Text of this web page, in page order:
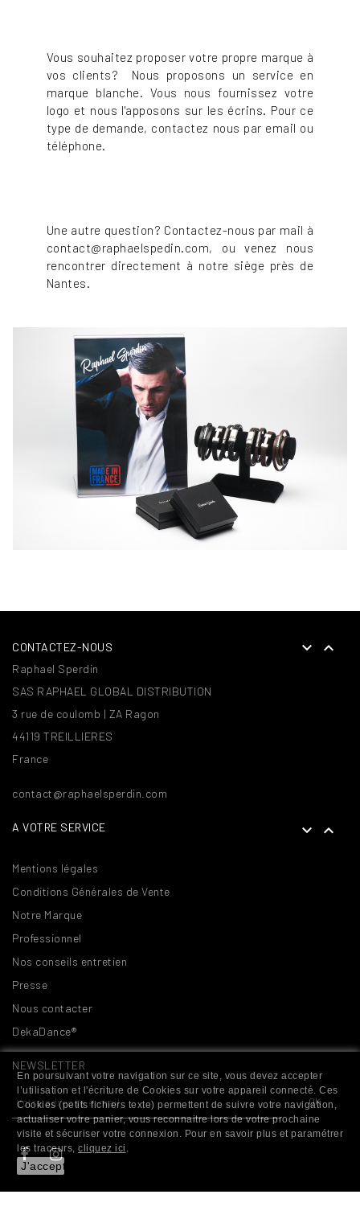
Vous souhaitez proposer votre propre marque à
vos clients? Nous proposons un service en
marque blanche. Vous nous fournissez votre
logo et nous l'apposons sur les écrins. Pour ce
type de demande, contactez nous par email ou
téléphone.
Une autre question? Contactez-nous par mail à
contact@raphaelspedin.com, ou venez nous
rencontrer directement à notre siège près de
Nantes.
CONTACTEZ-NOUS  
Raphael Sperdin
SAS RAPHAEL GLOBAL DISTRIBUTION
3 rue de coulomb | ZA Ragon
44119 TREILLIERES
France
contact@raphaelsperdin.com
A VOTRE SERVICE  
Mentions légales
Conditions Générales de Vente
Notre Marque
Professionnel
Nos conseils entretien
Presse
Nous contacter
DekaDance®
NEWSLETTER
En poursuivant votre navigation sur ce site, vous devez accepter
l’utilisation et l'écriture de Cookies sur votre appareil connecté. Ces
Cookies (petits fichiers texte) permettent de suivre votre navigation,
actualiser votre panier, vous reconnaitre lors de votre prochaine
visite et sécuriser votre connexion. Pour en savoir plus et paramétrer
les traceurs, cliquez ici .
J'accepte